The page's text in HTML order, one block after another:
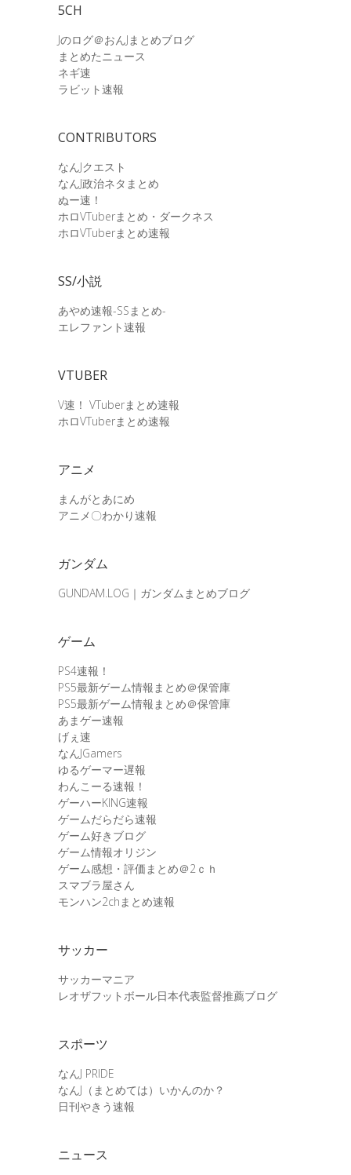
5CH
Jのログ＠おんJまとめブログ
まとめたニュース
ネギ速
ラビット速報
CONTRIBUTORS
なんJクエスト
なんJ政治ネタまとめ
ぬー速！
ホロVTuberまとめ・ダークネス
ホロVTuberまとめ速報
SS/小説
あやめ速報-SSまとめ-
エレファント速報
VTUBER
V速！ VTuberまとめ速報
ホロVTuberまとめ速報
アニメ
まんがとあにめ
アニメ〇わかり速報
ガンダム
GUNDAM.LOG｜ガンダムまとめブログ
ゲーム
PS4速報！
PS5最新ゲーム情報まとめ＠保管庫
PS5最新ゲーム情報まとめ＠保管庫
あまゲー速報
げぇ速
なんJGamers
ゆるゲーマー遅報
わんこーる速報！
ゲーハーKING速報
ゲームだらだら速報
ゲーム好きブログ
ゲーム情報オリジン
ゲーム感想・評価まとめ＠2ｃｈ
スマブラ屋さん
モンハン2chまとめ速報
サッカー
サッカーマニア
レオザフットボール日本代表監督推薦ブログ
スポーツ
なんJ PRIDE
なんJ（まとめては）いかんのか？
日刊やきう速報
ニュース